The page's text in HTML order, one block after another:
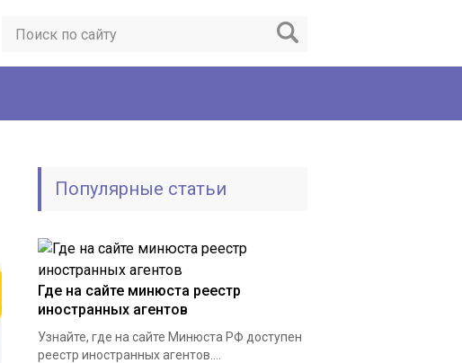
Популярные статьи
Где на сайте минюста реестр
иностранных агентов
Узнайте, где на сайте Минюста РФ доступен
реестр иностранных агентов....